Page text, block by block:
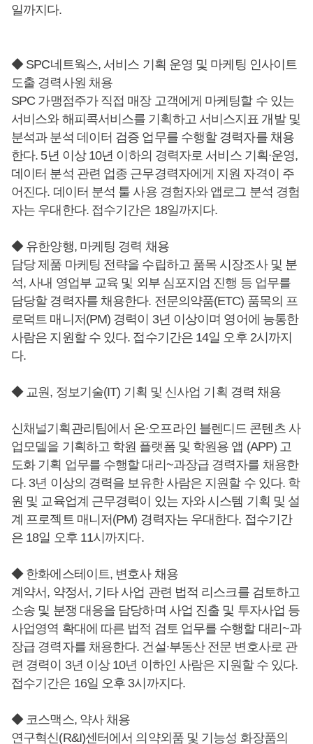
일까지다.
◆ SPC네트웍스, 서비스 기획 운영 및 마케팅 인사이트
도출 경력사원 채용
SPC 가맹점주가 직접 매장 고객에게 마케팅할 수 있는
서비스와 해피콕서비스를 기획하고 서비스지표 개발 및
분석과 분석 데이터 검증 업무를 수행할 경력자를 채용
한다. 5년 이상 10년 이하의 경력자로 서비스 기획∙운영,
데이터 분석 관련 업종 근무경력자에게 지원 자격이 주
어진다. 데이터 분석 툴 사용 경험자와 앱로그 분석 경험
자는 우대한다. 접수기간은 18일까지다.
◆ 유한양행, 마케팅 경력 채용
담당 제품 마케팅 전략을 수립하고 품목 시장조사 및 분
석, 사내 영업부 교육 및 외부 심포지엄 진행 등 업무를
담당할 경력자를 채용한다. 전문의약품(ETC) 품목의 프
로덕트 매니저(PM) 경력이 3년 이상이며 영어에 능통한
사람은 지원할 수 있다. 접수기간은 14일 오후 2시까지
다.
◆ 교원, 정보기술(IT) 기획 및 신사업 기획 경력 채용
신채널기획관리팀에서 온∙오프라인 블렌디드 콘텐츠 사
업모델을 기획하고 학원 플랫폼 및 학원용 앱 (APP) 고
도화 기획 업무를 수행할 대리~과장급 경력자를 채용한
다. 3년 이상의 경력을 보유한 사람은 지원할 수 있다. 학
원 및 교육업계 근무경력이 있는 자와 시스템 기획 및 설
계 프로젝트 매니저(PM) 경력자는 우대한다. 접수기간
은 18일 오후 11시까지다.
◆ 한화에스테이트, 변호사 채용
계약서, 약정서, 기타 사업 관련 법적 리스크를 검토하고
소송 및 분쟁 대응을 담당하며 사업 진출 및 투자사업 등
사업영역 확대에 따른 법적 검토 업무를 수행할 대리~과
장급 경력자를 채용한다. 건설∙부동산 전문 변호사로 관
련 경력이 3년 이상 10년 이하인 사람은 지원할 수 있다.
접수기간은 16일 오후 3시까지다.
◆ 코스맥스, 약사 채용
연구혁신(R&I)센터에서 의약외품 및 기능성 화장품의